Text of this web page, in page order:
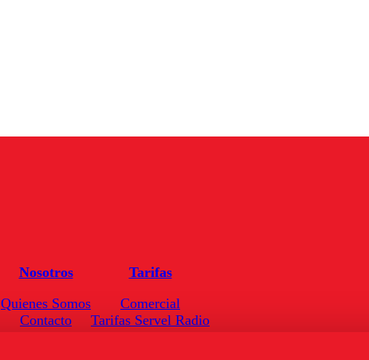
Nosotros
Quienes Somos
Contacto
Tarifas
Comercial
Tarifas Servel Radio